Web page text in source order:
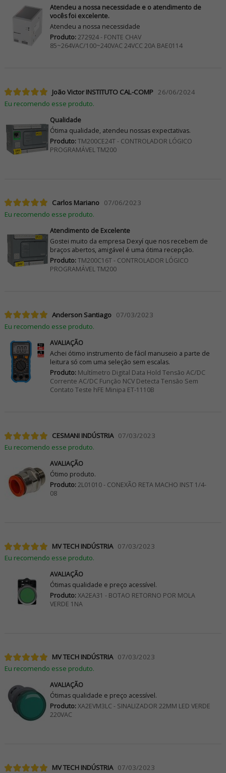
Atendeu a nossa necessidade e o atendimento de
vocês foi excelente.
Atendeu a nossa necessidade
Produto:272924 - FONTE CHAV
85~264VAC/100~240VAC 24VCC 20A BAE0114
João Victor INSTITUTO CAL-COMP 26/06/2024
Eu recomendo esse produto.
Qualidade
Ótima qualidade, atendeu nossas expectativas.
Produto:TM200CE24T - CONTROLADOR LÓGICO
PROGRAMÁVEL TM200
Carlos Mariano 07/06/2023
Eu recomendo esse produto.
Atendimento de Excelente
Gostei muito da empresa Dexyí que nos recebem de
braços abertos, amigável é uma ótima recepção.
Produto:TM200C16T - CONTROLADOR LÓGICO
PROGRAMÁVEL TM200
Anderson Santiago 07/03/2023
Eu recomendo esse produto.
AVALIAÇÃO
Achei ótimo instrumento de fácil manuseio a parte de
leitura só com uma seleção sem escalas.
Produto:Multímetro Digital Data Hold Tensão AC/DC
Corrente AC/DC Função NCV Detecta Tensão Sem
Contato Teste hFE Minipa ET-1110B
CESMANI INDÚSTRIA 07/03/2023
Eu recomendo esse produto.
AVALIAÇÃO
Ótimo produto.
Produto:2L01010 - CONEXÃO RETA MACHO INST 1/4-
08
MV TECH INDÚSTRIA 07/03/2023
Eu recomendo esse produto.
AVALIAÇÃO
Ótimas qualidade e preço acessível.
Produto:XA2EA31 - BOTAO RETORNO POR MOLA
VERDE 1NA
MV TECH INDÚSTRIA 07/03/2023
Eu recomendo esse produto.
AVALIAÇÃO
Ótimas qualidade e preço acessível.
Produto:XA2EVM3LC - SINALIZADOR 22MM LED VERDE
220VAC
MV TECH INDÚSTRIA 07/03/2023